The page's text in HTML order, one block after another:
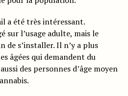
a été très intéressant.
sur l’usage adulte, mais le
de s’installer. Il n’y a plus
âgées qui demandent du
des personnes d’âge moyen